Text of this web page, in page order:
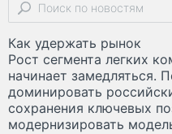
Как удержать рынок
Рост сегмента легких
начинает замедляться.
доминировать
сохранения ключевых
модернизировать